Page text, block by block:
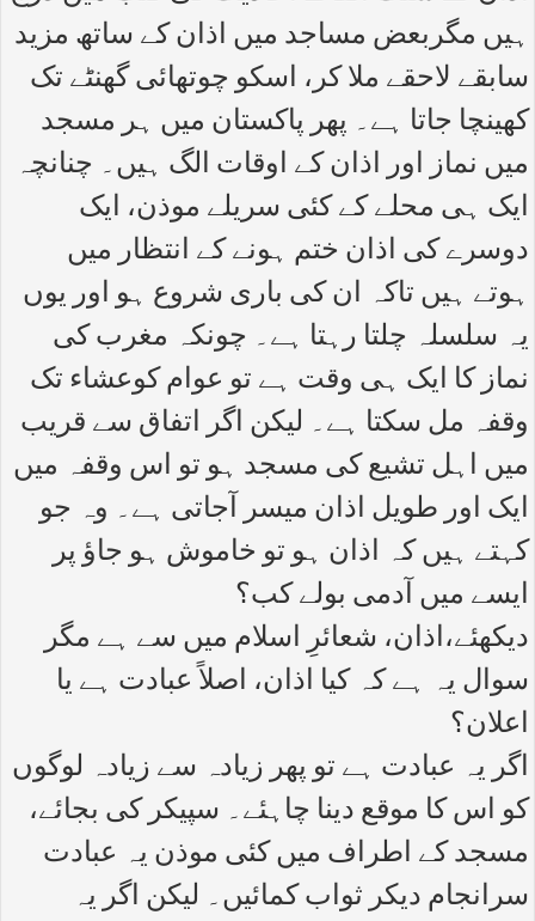
ہیں مگربعض مساجد میں اذان کے ساتھ مزید
سابقے لاحقے ملا کر، اسکو چوتھائی گھنٹے تک
کھینچا جاتا ہے۔ پھر پاکستان میں ہر مسجد
میں نماز اور اذان کے اوقات الگ ہیں۔ چنانچہ
ایک ہی محلے کے کئی سریلے موذن، ایک
دوسرے کی اذان ختم ہونے کے انتظار میں
ہوتے ہیں تاکہ ان کی باری شروع ہو اور یوں
یہ سلسلہ چلتا رہتا ہے۔ چونکہ مغرب کی
نماز کا ایک ہی وقت ہے تو عوام کوعشاء تک
وقفہ مل سکتا ہے۔ لیکن اگر اتفاق سے قریب
میں اہل تشیع کی مسجد ہو تو اس وقفہ میں
ایک اور طویل اذان میسر آجاتی ہے۔ وہ جو
کہتے ہیں کہ اذان ہو تو خاموش ہو جاؤ پر
ایسے میں آدمی بولے کب؟
دیکھئے،اذان، شعائرِ اسلام میں سے ہے مگر
سوال یہ ہے کہ کیا اذان، اصلاً عبادت ہے یا
اعلان؟
اگر یہ عبادت ہے تو پھر زیادہ سے زیادہ لوگوں
کو اس کا موقع دینا چاہئے۔ سپیکر کی بجائے،
مسجد کے اطراف میں کئی موذن یہ عبادت
سرانجام دیکر ثواب کمائیں۔ لیکن اگر یہ